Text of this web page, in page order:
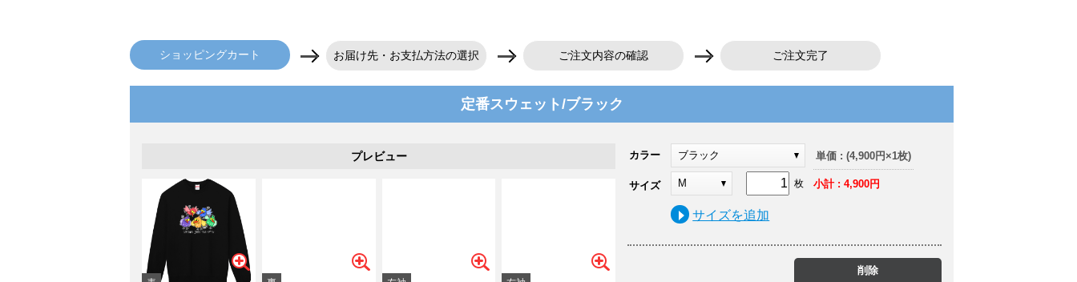
ショッピングカート お届け先・お支払方法の選択 ご注文内容の確認 ご注文完了
定番スウェット/ブラック
プレビュー カラー ブラック
M 枚
サイズ
サイズを追加
単価 : (4,900円×1枚)
小計 : 4,900円
削除